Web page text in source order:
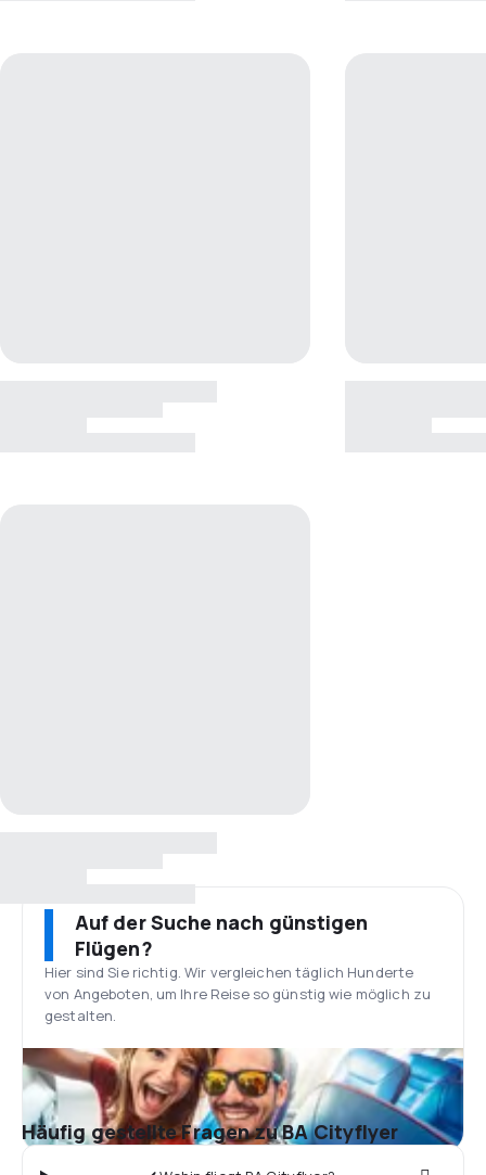
Auf der Suche nach günstigen
Flügen?
Hier sind Sie richtig. Wir vergleichen täglich Hunderte
von Angeboten, um Ihre Reise so günstig wie möglich zu
gestalten.
Häufig gestellte Fragen zu BA Cityflyer